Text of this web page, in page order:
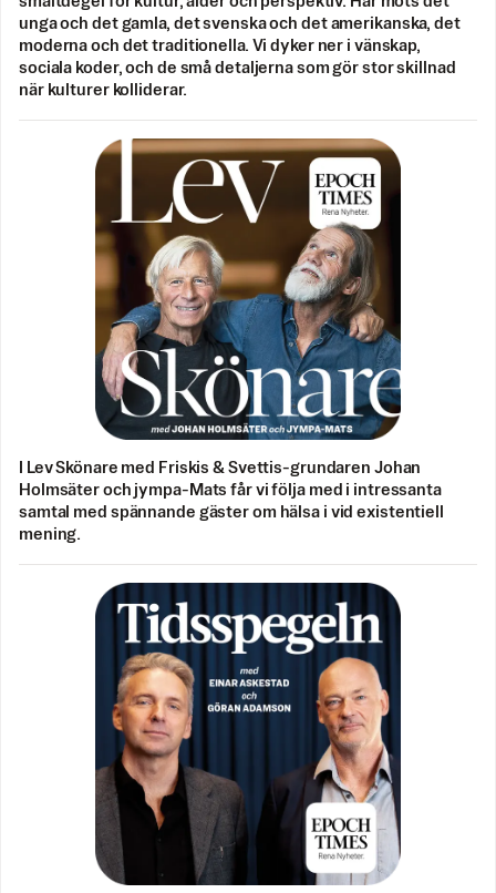
unga och det gamla, det svenska och det amerikanska, det
moderna och det traditionella. Vi dyker ner i vänskap,
sociala koder, och de små detaljerna som gör stor skillnad
när kulturer kolliderar.
I Lev Skönare med Friskis & Svettis-grundaren Johan
Holmsäter och jympa-Mats får vi följa med i intressanta
samtal med spännande gäster om hälsa i vid existentiell
mening.